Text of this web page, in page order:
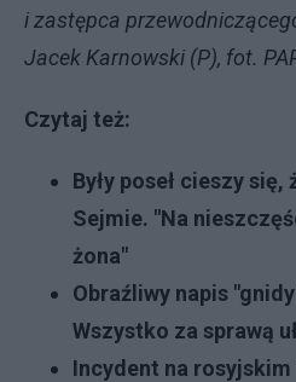
i zastępca
Jacek Karnowski (P), fot.
Czytaj też:
Były poseł cieszy
Sejmie. "Na
żona"
Obraźliwy napis
Wszystko za sprawą
Incydent na rosyjskim